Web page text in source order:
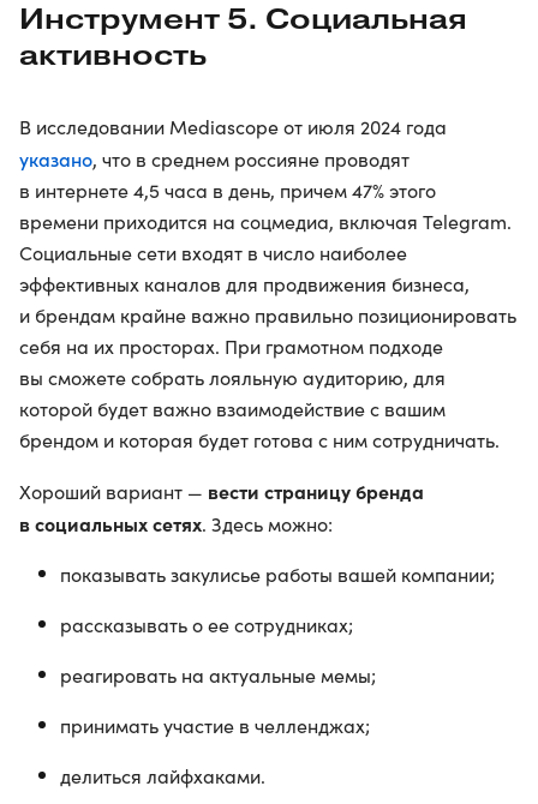
Инструмент 5. Социальная
активность
В исследовании Mediascope от июля 2024 года
указано, что в среднем россияне проводят
в интернете 4,5 часа в день, причем 47% этого
времени приходится на соцмедиа, включая Telegram.
Социальные сети входят в число наиболее
эффективных каналов для продвижения бизнеса,
и брендам крайне важно правильно позиционировать
себя на их просторах. При грамотном подходе
вы сможете собрать лояльную аудиторию, для
которой будет важно взаимодействие с вашим
брендом и которая будет готова с ним сотрудничать.
Хороший вариант — вести страницу бренда
в социальных сетях. Здесь можно:
показывать закулисье работы вашей компании;
рассказывать о ее сотрудниках;
реагировать на актуальные мемы;
принимать участие в челленджах;
делиться лайфхаками.